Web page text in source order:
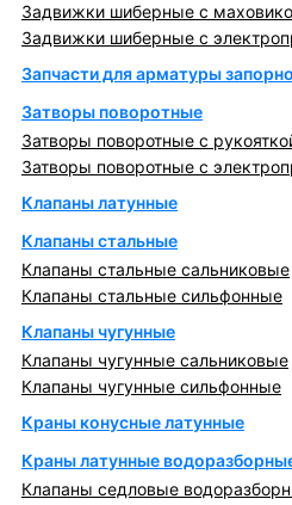
Задвижки шиберные с
Задвижки шиберные с
Запчасти для арматуры
Затворы поворотные
Затворы поворотные с
Затворы поворотные с
Клапаны латунные
Клапаны стальные
Клапаны стальные сальниковые
Клапаны стальные сильфонные
Клапаны чугунные
Клапаны чугунные сальниковые
Клапаны чугунные сильфонные
Краны конусные латунные
Краны латунные
Клапаны седловые